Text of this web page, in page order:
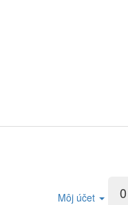
0
Môj účet